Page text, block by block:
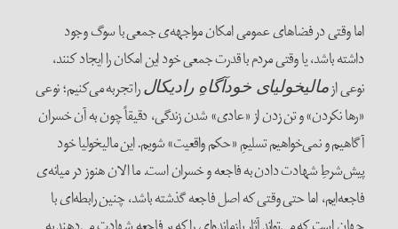
اما وقتی در فضاهای عمومی امکان مواجهه‌ی جمعی با سوگ وجود
داشته باشد، یا وقتی مردم با قدرت جمعی خود این امکان را ایجاد کنند،
نوعی ازمالیخولیای خودآگاه‌ِ رادیکالرا تجربه می‌کنیم؛ نوعی
«رها نکردن» و تن زدن از «عادی» شدن زندگی، دقیقاً چون به آن خسران
آگاهیم و نمی‌خواهیم تسلیمِ «حکم واقعیت» شویم. این مالیخولیا خود
پیش‌شرطِ شهادت دادن به فاجعه و خسران است. ما الان هنوز در میانه‌ی
فاجعه‌ایم، اما حتی وقتی که اصل فاجعه گذشته باشد، چنین رابطه‌ای با